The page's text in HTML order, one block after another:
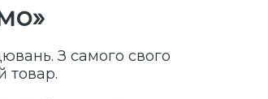
»
З самого свого
товар.